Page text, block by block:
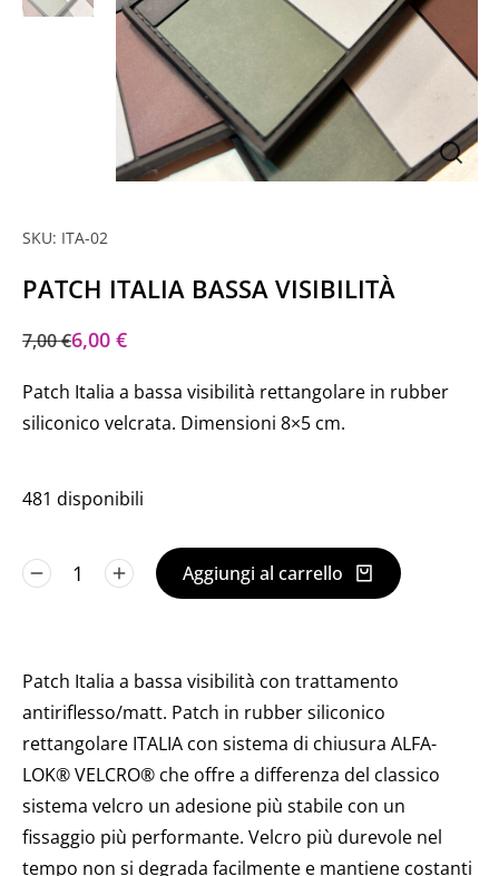
SKU: ITA-02
PATCH ITALIA BASSA VISIBILITÀ
7,00€6,00 €
Patch Italia a bassa visibilità rettangolare in rubber
siliconico velcrata. Dimensioni 8×5 cm.
481 disponibili
Aggiungi al carrello
Patch Italia a bassa visibilità con trattamento
antiriflesso/matt. Patch in rubber siliconico
rettangolare ITALIA con sistema di chiusura ALFA-
LOK® VELCRO® che offre a differenza del classico
sistema velcro un adesione più stabile con un
fissaggio più performante. Velcro più durevole nel
tempo non si degrada facilmente e mantiene costanti